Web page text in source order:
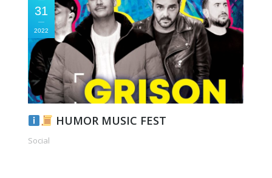
31
2022
HUMOR MUSIC FEST
Social